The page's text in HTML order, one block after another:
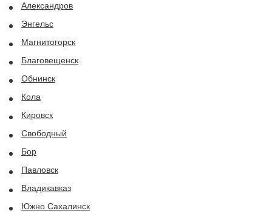
Александров
Энгельс
Магнитогорск
Благовещенск
Обнинск
Кола
Кировск
Свободный
Бор
Павловск
Владикавказ
Южно Сахалинск